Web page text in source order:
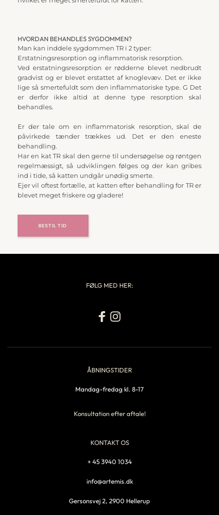
HVORDAN BEHANDLES SYGDOMMEN?
Man kan inddele sygdommen TR i 2 typer:
Erstatningsresorption og inflammatorisk resorption.
Ved erstatningsresorption er rødderne blevet nedbrudt
gradvist og er blevet erstattet af knoglevæv. Det er ikke
lige så smertefuldt som den inflammatoriske type. G Det
er derfor ikke altid at denne type resorption skal
behandles.
Er der tale om en inflammatorisk resorption, skal de
påvirkede tænder trækkes ud. Det er den eneste
behandling.
Har en kat TR skal den gerne til undersøgelse og røntgen
regelmæssigt, så udviklingen følges og der kan gribes
ind i tide, så katten undgår unødig smerte.
Ejer vil oftest fortælle, at katten efter behandling for TR er
blevet meget friskere og gladere!
BESTIL TID
FØLG MED HER:
KONTAKT OS
+ 45 3940 1034
info@artemis.dk
Gersonsvej 2, 2900 Hellerup
ÅBNINGSTIDER
Mandag-fredag kl. 8-17
Konsultation efter aftale!